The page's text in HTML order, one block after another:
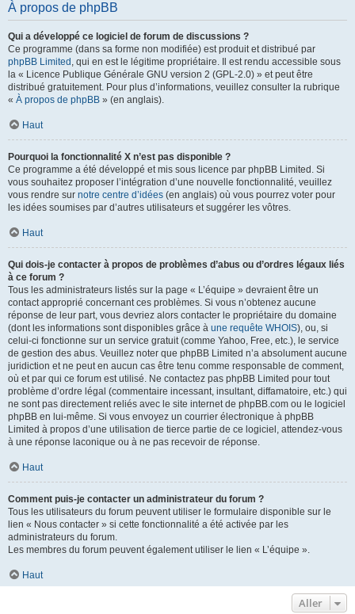
À propos de phpBB
Qui a développé ce logiciel de forum de discussions ?
Ce programme (dans sa forme non modifiée) est produit et distribué par
phpBB Limited , qui en est le légitime propriétaire. Il est rendu accessible sous
la « Licence Publique Générale GNU version 2 (GPL-2.0) » et peut être
distribué gratuitement. Pour plus d’informations, veuillez consulter la rubrique
« À propos de phpBB » (en anglais).
Haut
Pourquoi la fonctionnalité X n’est pas disponible ?
Ce programme a été développé et mis sous licence par phpBB Limited. Si
vous souhaitez proposer l’intégration d’une nouvelle fonctionnalité, veuillez
vous rendre sur notre centre d’idées (en anglais) où vous pourrez voter pour
les idées soumises par d’autres utilisateurs et suggérer les vôtres.
Haut
Qui dois-je contacter à propos de problèmes d’abus ou d’ordres légaux liés
à ce forum ?
Tous les administrateurs listés sur la page « L’équipe » devraient être un
contact approprié concernant ces problèmes. Si vous n’obtenez aucune
réponse de leur part, vous devriez alors contacter le propriétaire du domaine
(dont les informations sont disponibles grâce à une requête WHOIS), ou, si
celui-ci fonctionne sur un service gratuit (comme Yahoo, Free, etc.), le service
de gestion des abus. Veuillez noter que phpBB Limited n’a absolument aucune
juridiction et ne peut en aucun cas être tenu comme responsable de comment,
où et par qui ce forum est utilisé. Ne contactez pas phpBB Limited pour tout
problème d’ordre légal (commentaire incessant, insultant, diffamatoire, etc.) qui
ne sont pas directement reliés avec le site internet de phpBB.com ou le logiciel
phpBB en lui-même. Si vous envoyez un courrier électronique à phpBB
Limited à propos d’une utilisation de tierce partie de ce logiciel, attendez-vous
à une réponse laconique ou à ne pas recevoir de réponse.
Haut
Comment puis-je contacter un administrateur du forum ?
Tous les utilisateurs du forum peuvent utiliser le formulaire disponible sur le
lien « Nous contacter » si cette fonctionnalité a été activée par les
administrateurs du forum.
Les membres du forum peuvent également utiliser le lien « L’équipe ».
Haut
Aller